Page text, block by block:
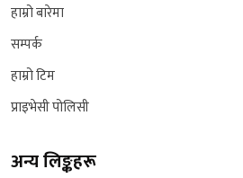
हाम्रो बारेमा
सम्पर्क
हाम्रो टिम
प्राइभेसी पोलिसी
अन्य लिङ्कहरू